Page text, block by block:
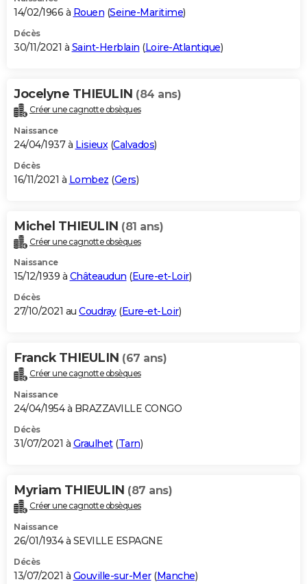
14/02/1966 à Rouen (Seine-Maritime)
Décès
30/11/2021 à Saint-Herblain (Loire-Atlantique)
Jocelyne THIEULIN (84 ans)
Créer une cagnotte obsèques
Naissance
24/04/1937 à Lisieux (Calvados)
Décès
16/11/2021 à Lombez (Gers)
Michel THIEULIN (81 ans)
Créer une cagnotte obsèques
Naissance
15/12/1939 à Châteaudun (Eure-et-Loir)
Décès
27/10/2021 au Coudray(Eure-et-Loir)
Franck THIEULIN (67 ans)
Créer une cagnotte obsèques
Naissance
24/04/1954 à BRAZZAVILLE CONGO
Décès
31/07/2021 à Graulhet(Tarn)
Myriam THIEULIN (87 ans)
Créer une cagnotte obsèques
Naissance
26/01/1934 à SEVILLE ESPAGNE
Décès
13/07/2021 à Gouville-sur-Mer(Manche)